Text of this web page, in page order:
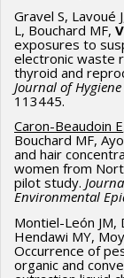
Gravel S, Lavoué
L, Bouchard MF,
exposures to
electronic waste
thyroid and
Journal of
113445.
Caron-Beaudoin E
Bouchard MF,
and hair
women from
pilot study.
Environmental
Montiel-León JM,
Hendawi MY,
Occurrence of
organic and